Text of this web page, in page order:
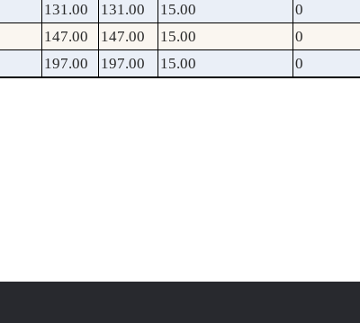
131.00 131.00 15.00 0
147.00 147.00 15.00 0
197.00 197.00 15.00 0